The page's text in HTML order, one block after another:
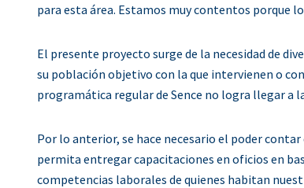
para esta área. Estamos muy contentos porque
El presente proyecto surge de la necesidad de
su población objetivo con la que intervienen o
programática regular de Sence no logra llegar
Por lo anterior, se hace necesario el poder
permita entregar capacitaciones en oficios en
competencias laborales de quienes habitan